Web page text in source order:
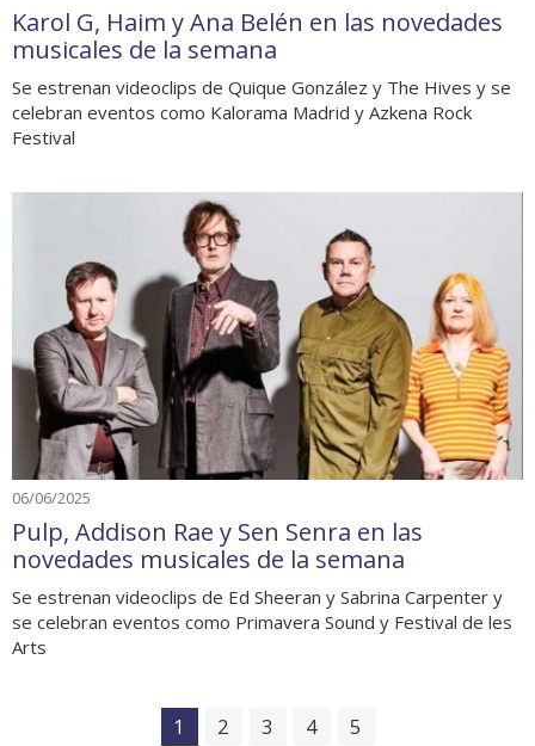
Karol G, Haim y Ana Belén en las novedades
musicales de la semana
Se estrenan videoclips de Quique González y The Hives y se
celebran eventos como Kalorama Madrid y Azkena Rock
Festival
06/06/2025
Pulp, Addison Rae y Sen Senra en las
novedades musicales de la semana
Se estrenan videoclips de Ed Sheeran y Sabrina Carpenter y
se celebran eventos como Primavera Sound y Festival de les
Arts
1 2 3 4 5